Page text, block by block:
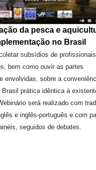
da pesca e
no Brasil
subsídios de profissionais
bem como ouvir as partes
envolvidas, sobre a
prática idêntica à
será realizado com
e inglês-português e com
seguidos de debates.